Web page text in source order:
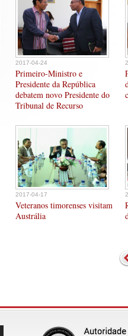
2017-04-24
Primeiro-Ministro e
Presidente da República
debatem novo Presidente do
Tribunal de Recurso
2017-04-17
Veteranos timorenses visitam
Austrália